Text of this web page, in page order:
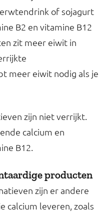
of sojagurt
B2 en vitamine B12
zit meer eiwit in
meer eiwit nodig als je
zijn niet verrijkt.
calcium en
B12.
producten
zijn er andere
calcium leveren, zoals